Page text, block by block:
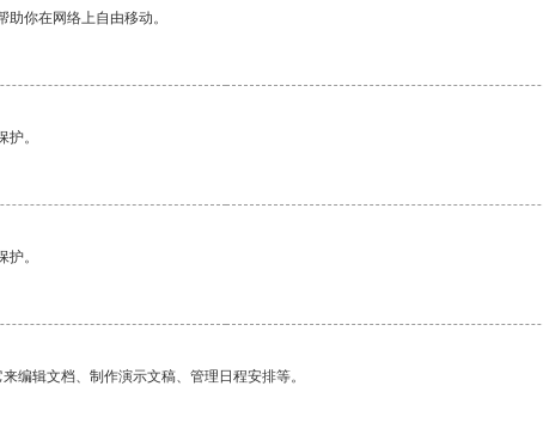
你在网络上自由移动。
。
。
编辑文档、制作演示文稿、管理日程安排等。